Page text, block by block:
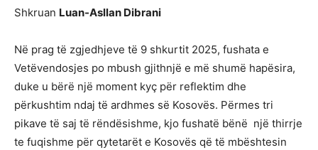
Shkruan Luan-Asllan Dibrani
Në prag të zgjedhjeve të 9 shkurtit 2025, fushata e
Vetëvendosjes po mbush gjithnjë e më shumë hapësira,
duke u bërë një moment kyç për reflektim dhe
përkushtim ndaj të ardhmes së Kosovës. Përmes tri
pikave të saj të rëndësishme, kjo fushatë bënë një thirrje
te fuqishme për qytetarët e Kosovës që të mbështesin